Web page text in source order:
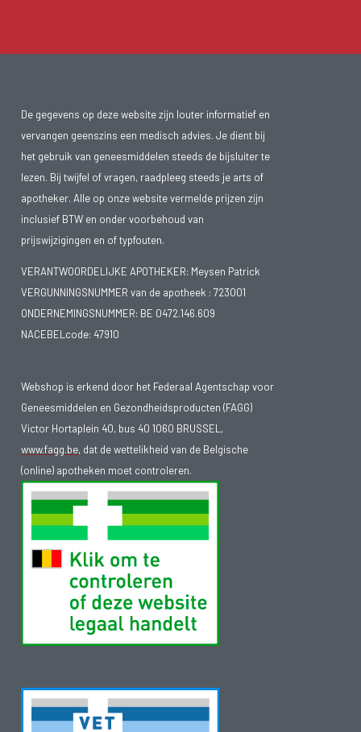
De gegevens op deze website zijn louter informatief en
vervangen geenszins een medisch advies. Je dient bij
het gebruik van geneesmiddelen steeds de bijsluiter te
lezen. Bij twijfel of vragen, raadpleeg steeds je arts of
apotheker. Alle op onze website vermelde prijzen zijn
inclusief BTW en onder voorbehoud van
prijswijzigingen en of typfouten.
VERANTWOORDELIJKE APOTHEKER: Meysen Patrick
VERGUNNINGSNUMMER van de apotheek : 723001
ONDERNEMINGSNUMMER: BE 0472.146.609
NACEBELcode: 47910
Webshop is erkend door het Federaal Agentschap voor
Geneesmiddelen en Gezondheidsproducten (FAGG)
Victor Hortaplein 40, bus 40 1060 BRUSSEL,
www.fagg.be, dat de wettelikheid van de Belgische
(online) apotheken moet controleren.